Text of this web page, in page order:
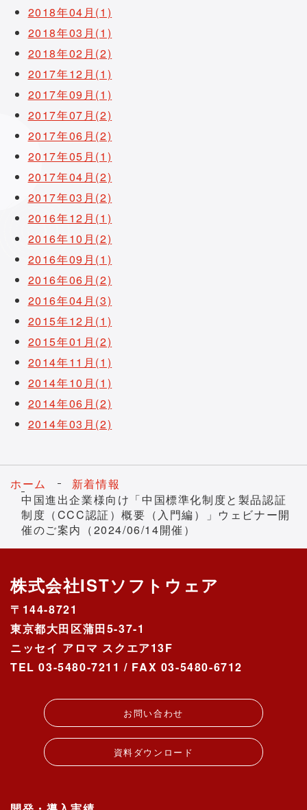
2018年04月(1)
2018年03月(1)
2018年02月(2)
2017年12月(1)
2017年09月(1)
2017年07月(2)
2017年06月(2)
2017年05月(1)
2017年04月(2)
2017年03月(2)
2016年12月(1)
2016年10月(2)
2016年09月(1)
2016年06月(2)
2016年04月(3)
2015年12月(1)
2015年01月(2)
2014年11月(1)
2014年10月(1)
2014年06月(2)
2014年03月(2)
ホーム
新着情報
中国進出企業様向け「中国標準化制度と製品認証
制度（CCC認証）概要（入門編）」ウェビナー開
催のご案内（2024/06/14開催）
株式会社ISTソフトウェア
〒144-8721
東京都大田区蒲田5-37-1
ニッセイ アロマ スクエア13F
TEL 03-5480-7211 / FAX 03-5480-6712
お問い合わせ
資料ダウンロード